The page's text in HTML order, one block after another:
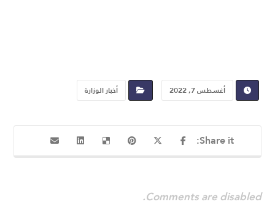
أغسطس 7, 2022 أخبار الوزارة
Comments are disabled.